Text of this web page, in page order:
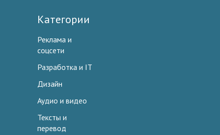
Категории
Реклама и
соцсети
Разработка и IT
Дизайн
Аудио и видео
Тексты и
перевод